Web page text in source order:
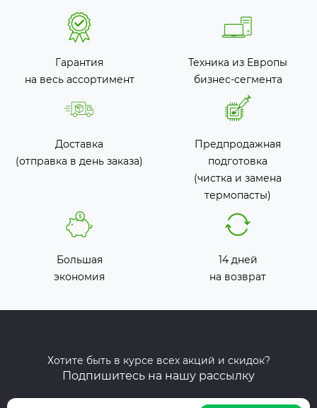
Гарантия
на весь ассортимент
Техника из Европы
бизнес-сегмента
Доставка
(отправка в день заказа)
Предпродажная
подготовка
(чистка и замена
термопасты)
Большая
экономия
14 дней
на возврат
Хотите быть в курсе всех акций и скидок?
Подпишитесь на нашу рассылку